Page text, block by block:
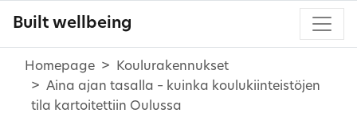
Built wellbeing
Homepage
Koulurakennukset
Aina ajan tasalla – kuinka koulukiinteistöjen
tila kartoitettiin Oulussa